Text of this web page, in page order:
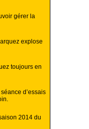
gérer la
explose
toujours en
d’essais
2014 du